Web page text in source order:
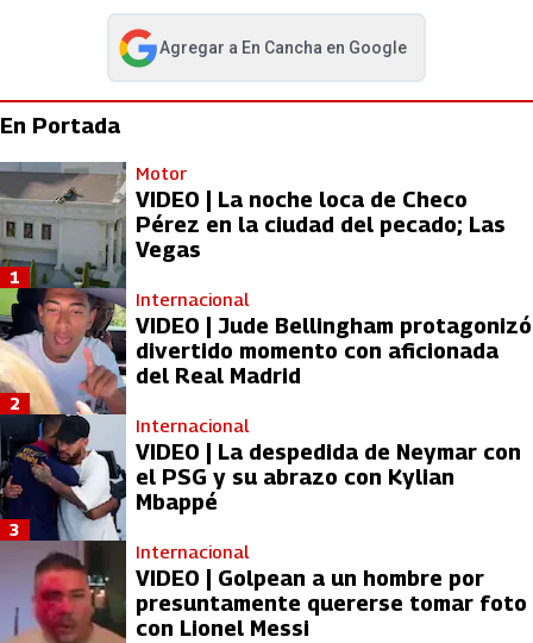
Agregar a En Cancha en Google
abre en nueva pestaña
En Portada
Motor
VIDEO | La noche loca de Checo
Pérez en la ciudad del pecado; Las
Vegas
1
Internacional
VIDEO | Jude Bellingham protagonizó
divertido momento con aficionada
del Real Madrid
2
Internacional
VIDEO | La despedida de Neymar con
el PSG y su abrazo con Kylian
Mbappé
3
Internacional
VIDEO | Golpean a un hombre por
presuntamente quererse tomar foto
con Lionel Messi